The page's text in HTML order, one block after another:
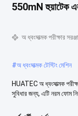
550mN হুয়াটেক
অ ধ্বংসাত্মক পরীক্ষার
#অ ধ্বংসাত্মক টেস্টিং মেশিন
HUATEC অ ধ্বংসাত্মক
সুবিধার জন্য, এটি নরম ফোম